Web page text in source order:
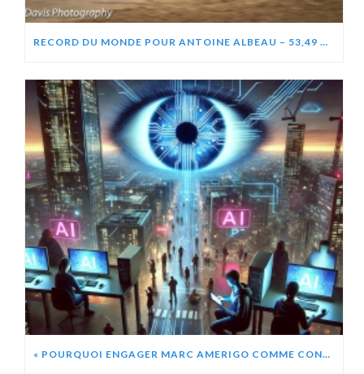
RECORD DU MONDE POUR ANTOINE ALBEAU – 53,49 NOEUDS (99,06 KM/H)
« POURQUOI ENGAGER MARC AMERIGO COMME CONFÉRENCIER ? » CHATGPT